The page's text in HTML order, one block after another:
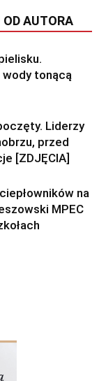
OD AUTORA
wody tonącą
Liderzy
przed
[ZDJĘCIA]
na
MPEC